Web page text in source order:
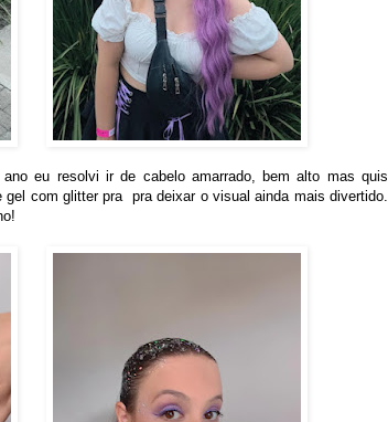
eu resolvi ir de cabelo amarrado, bem alto mas quis
com glitter pra  pra deixar o visual ainda mais divertido.